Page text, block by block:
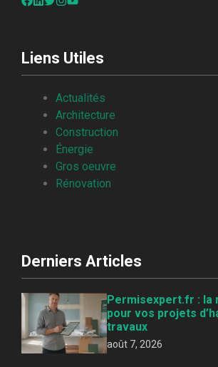
Liens Utiles
Actualités
Architecture
Construction
Énergie
Gros oeuvre
Rénovation
Derniers Articles
Permisexpert.fr : la
pour vos projets
travaux
août 7, 2026